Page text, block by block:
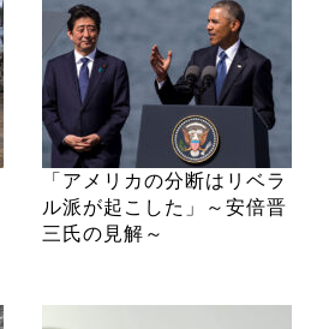
「アメリカの分断はリベラ
ル派が起こした」～安倍晋
三氏の見解～